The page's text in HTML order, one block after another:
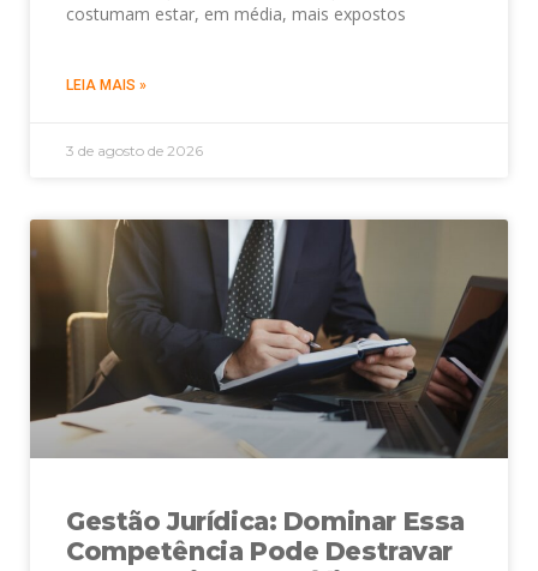
costumam estar, em média, mais expostos
LEIA MAIS »
3 de agosto de 2026
Gestão Jurídica: Dominar Essa
Competência Pode Destravar